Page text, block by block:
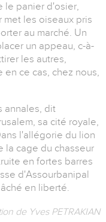
le panier d'osier,
les oiseaux pris
au marché. Un
un appeau, c-à-
les autres,
en ce cas, chez nous,
annales, dit
sa cité royale,
l'allégorie du lion
la cage du chasseur
en fortes barres
d'Assourbanipal
en liberté.
de Yves PETRAKIAN